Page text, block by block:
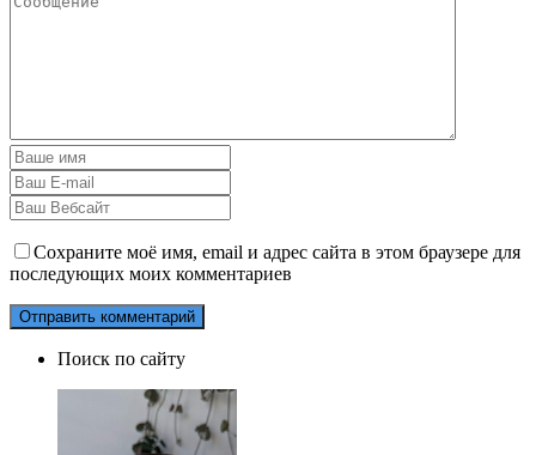
Сохраните моё имя, email и адрес сайта в этом браузере для
последующих моих комментариев
Поиск по сайту